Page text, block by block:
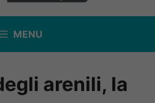
MENU
arenili, la